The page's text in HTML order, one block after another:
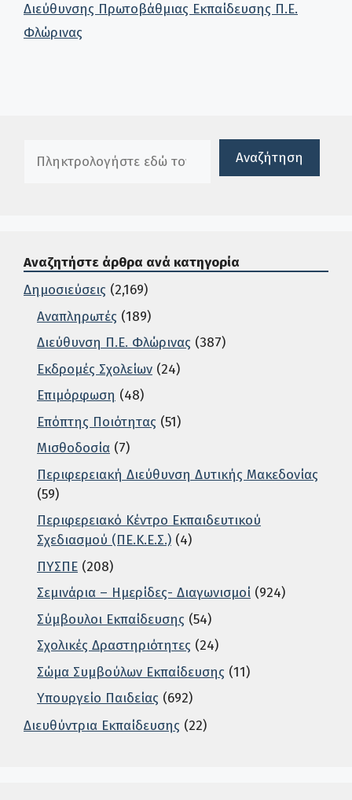
Διεύθυνσης Πρωτοβάθμιας Εκπαίδευσης Π.Ε.
Φλώρινας
Αναζήτηση
Αναζητήστε άρθρα ανά κατηγορία
Δημοσιεύσεις (2,169)
Αναπληρωτές (189)
Διεύθυνση Π.Ε. Φλώρινας (387)
Εκδρομές Σχολείων (24)
Επιμόρφωση (48)
Επόπτης Ποιότητας (51)
Μισθοδοσία (7)
Περιφερειακή Διεύθυνση Δυτικής Μακεδονίας
(59)
Περιφερειακό Κέντρο Εκπαιδευτικού
Σχεδιασμού (ΠΕ.Κ.Ε.Σ.) (4)
ΠΥΣΠΕ (208)
Σεμινάρια – Ημερίδες- Διαγωνισμοί (924)
Σύμβουλοι Εκπαίδευσης (54)
Σχολικές Δραστηριότητες (24)
Σώμα Συμβούλων Εκπαίδευσης (11)
Υπουργείο Παιδείας (692)
Διευθύντρια Εκπαίδευσης (22)